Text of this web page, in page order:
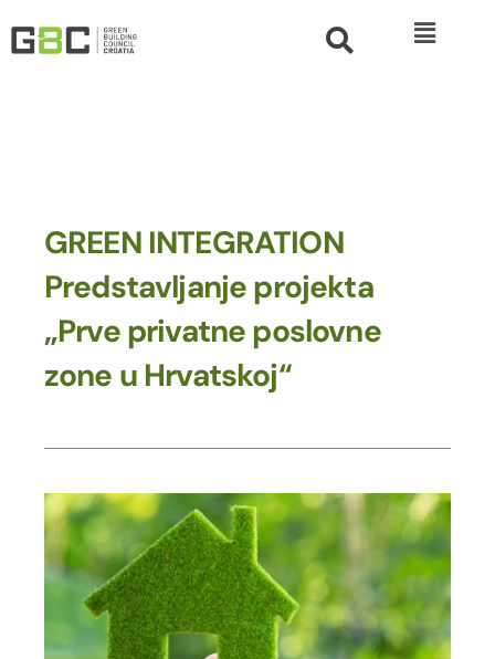
GREEN INTEGRATION
Predstavljanje projekta
„Prve privatne poslovne
zone u Hrvatskoj“